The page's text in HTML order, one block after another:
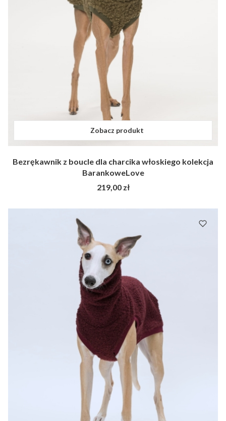
Zobacz produkt
Bezrękawnik z boucle dla charcika włoskiego kolekcja
BarankoweLove
Cena
219,00 zł